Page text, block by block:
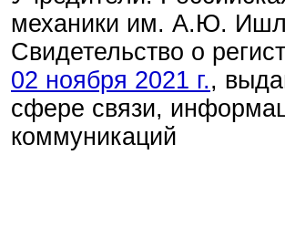
механики им. А.Ю.
Свидетельство о
02 ноября 2021 г.,
сфере связи,
коммуникаций